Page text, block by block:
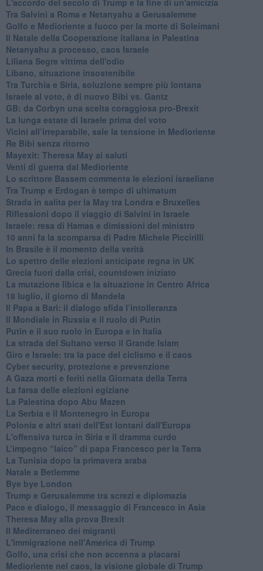
Tra Salvini a Roma e Netanyahu a Gerusalemme
Golfo e Medioriente a fuoco per la morte di Soleimani
Il Natale della Cooperazione italiana in Palestina
Netanyahu a processo, caos Israele
Liliana Segre vittima dell'odio
Libano, situazione insostenibile
Tra Turchia e Siria, soluzione sempre più lontana
Israele al voto, è di nuovo Bibi vs. Gantz
GB: da Corbyn una scelta coraggiosa pro-Brexit
La lunga estate di Israele prima del voto
Vicini all’irreparabile, sale la tensione in Medioriente
Re Bibi senza ritorno
Mayexit: Theresa May ai saluti
Venti di guerra dal Medioriente
Lo scrittore Bassem commenta le elezioni israeliane
Tra Trump e Erdogan è tempo di ultimatum
Strada in salita per la May tra Londra e Bruxelles
Riflessioni dopo il viaggio di Salvini in Israele
Israele: resa di Hamas e dimissioni del ministro
10 anni fa la scomparsa di Padre Michele Piccirilli
In Brasile è il momento della verità
Lo spettro delle elezioni anticipate regna in UK
Grecia fuori dalla crisi, countdown iniziato
La mutazione libica e la situazione in Centro Africa
18 luglio, il giorno di Mandela
Il Papa a Bari: il dialogo sfida l’intolleranza
Il Mondiale in Russia e il ruolo di Putin
Putin e il suo ruolo in Europa e in Italia
La strada del Sultano verso il Grande Islam
Giro e Israele: tra la pace del ciclismo e il caos
Cyber security, protezione e prevenzione
A Gaza morti e feriti nella Giornata della Terra
La farsa delle elezioni egiziane
La Palestina dopo Abu Mazen
La Serbia e il Montenegro in Europa
Polonia e altri stati dell'Est lontani dall'Europa
L'offensiva turca in Siria e il dramma curdo
L’impegno “laico” di papa Francesco per la Terra
La Tunisia dopo la primavera araba
Natale a Betlemme
Bye bye London
Trump e Gerusalemme tra screzi e diplomazia
Pace e dialogo, il messaggio di Francesco in Asia
Theresa May alla prova Brexit
Il Mediterraneo dei migranti
L'immigrazione nell'America di Trump
Golfo, una crisi che non accenna a placarsi
Medioriente nel caos, la visione globale di Trump